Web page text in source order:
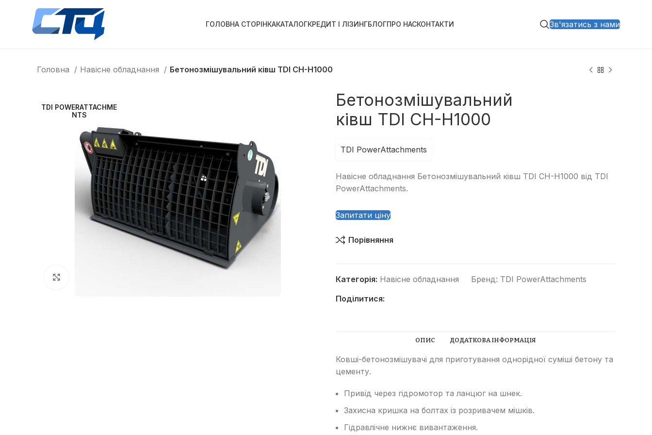
ГОЛОВНА СТОРІНКАКАТАЛОГ
Вилкові навантажувачі
Віброплити
Відбійні молотки
Гусеничні бульдозери
(компактори)
Трубоукладачі
Річстакери
КРЕДИТ І ЛІЗИНГБЛОГПРО НАСКОНТАКТИ Зв'язатись з нами
Головна Навісне обладнання Бетонозмішувальний ківш TDI CH-H1000
TDI POWERATTACHME
NTS
Бетонозмішувальний
ківш TDI CH-H1000
TDI PowerAttachments
Навісне обладнання Бетонозмішувальний ківш TDI CH-H1000 від TDI
PowerAttachments.
Запитати ціну
Порівняння
Категорія: Навісне обладнання Бренд: TDI PowerAttachments
Поділитися:
ОПИС ДОДАТКОВА ІНФОРМАЦІЯ
Ковші-бетонозмішувачі для приготування однорідної суміші бетону та
цементу.
Привід через гідромотор та ланцюг на шнек.
Захисна кришка на болтах із розривачем мішків.
Гідравлічне нижнє вивантаження.